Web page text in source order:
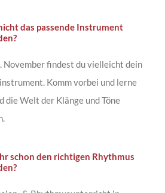
das passende Instrument
November findest du vielleicht dein
Komm vorbei und lerne
die Welt der Klänge und Töne
schon den richtigen Rhythmus